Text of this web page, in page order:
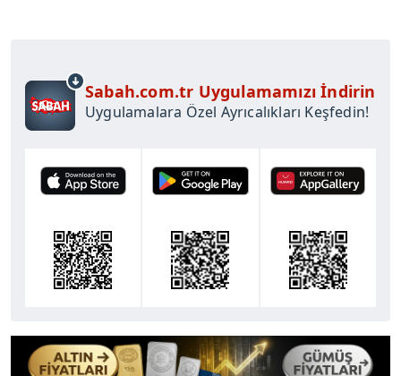
Sabah.com.tr Uygulamamızı İndirin
Uygulamalara Özel Ayrıcalıkları Keşfedin!